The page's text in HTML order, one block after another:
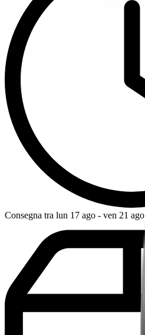
Consegna tra lun 17 ago - ven 21 ago